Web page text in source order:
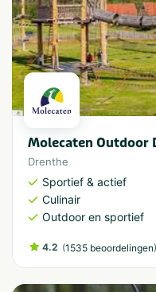
Molecaten Outdoor
Drenthe
Sportief & actief
Culinair
Outdoor en sportief
4.2 (1535 beoordelingen)